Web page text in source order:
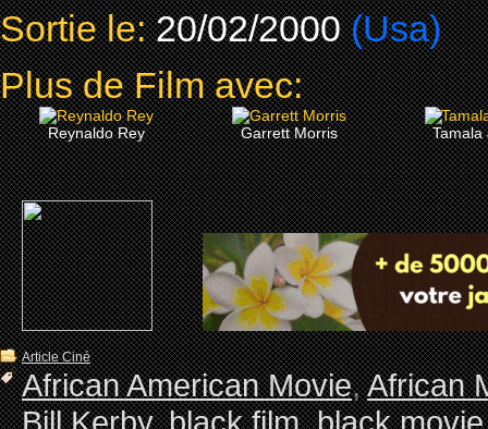
Sortie le: 20/02/2000 (Usa)
Plus de Film avec:
Reynaldo Rey Garrett Morris Tamala
Article Ciné
African American Movie,African